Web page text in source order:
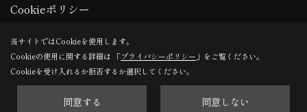
Cookieポリシー
当サイトではCookieを使用します。
Cookieの使用に関する詳細は 「プライバシーポリシー 」をご覧ください。
Cookieを受け入れるか拒否するか選択してください。
同意する 同意しない